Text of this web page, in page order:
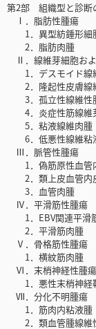
第2部 組織型と診断
Ⅰ．脂肪性腫瘍
1．異型紡錘形細
2．脂肪肉腫
Ⅱ．線維芽細胞お
1．デスモイド線
2．隆起性皮膚線
3．孤立性線維性
4．炎症性筋線維
5．粘液線維肉腫
6．低悪性線維粘
Ⅲ．脈管性腫瘍
1．偽筋原性血管
2．類上皮血管内
3．血管肉腫
Ⅳ．平滑筋性腫瘍
1．EBV関連平滑
2．平滑筋肉腫
Ⅴ．骨格筋性腫瘍
1．横紋筋肉腫
Ⅵ．末梢神経性腫瘍
1．悪性末梢神経
Ⅶ．分化不明腫瘍
1．筋肉内粘液腫
2．類血管腫線維